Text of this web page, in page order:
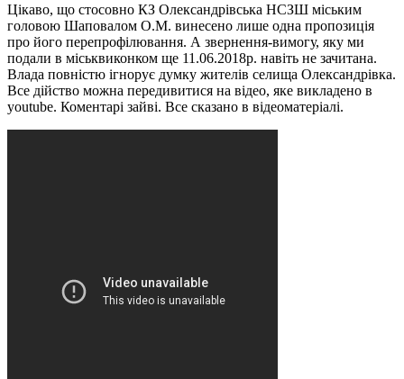
Цікаво, що стосовно КЗ Олександрівська НСЗШ міським
головою Шаповалом О.М. винесено лише одна пропозиція
про його перепрофілювання. А звернення-вимогу, яку ми
подали в міськвиконком ще 11.06.2018р. навіть не зачитана.
Влада повністю ігнорує думку жителів селища Олександрівка.
Все дійство можна передивитися на відео, яке викладено в
youtube. Коментарі зайві. Все сказано в відеоматеріалі.